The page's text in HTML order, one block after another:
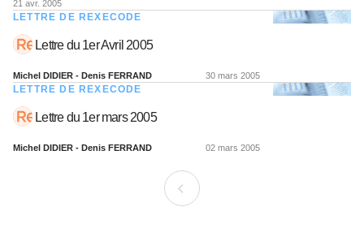
21 avr. 2005
LETTRE DE REXECODE
Lettre du 1er Avril 2005
Michel DIDIER - Denis FERRAND 30 mars 2005
LETTRE DE REXECODE
Lettre du 1er mars 2005
Michel DIDIER - Denis FERRAND 02 mars 2005